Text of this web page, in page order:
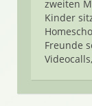
zweiten
Kinder
Freunde